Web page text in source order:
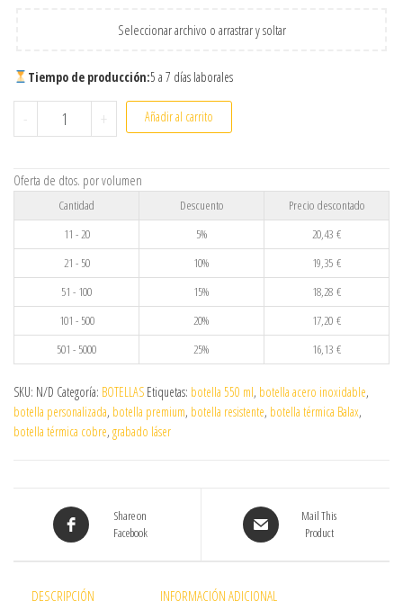
Seleccionar archivo o arrastrar y soltar
Tiempo de producción:5 a 7 días laborales
- Botella térmica Balax acero inoxidable 550 ml personalizada
+ Añadir al carrito
Oferta de dtos. por volumen
Cantidad Descuento
Precio descontado
11 - 20
5% 20,43 €
21 - 50
10% 19,35 €
51 - 100
15% 18,28 €
101 - 500
20% 17,20 €
501 - 5000
25% 16,13 €
SKU: N/D Categoría: BOTELLAS Etiquetas: botella 550 ml, botella acero inoxidable,
botella personalizada, botella premium, botella resistente, botella térmica Balax,
botella térmica cobre, grabado láser
Share on
Facebook
Mail This
Product
DESCRIPCIÓN INFORMACIÓN ADICIONAL